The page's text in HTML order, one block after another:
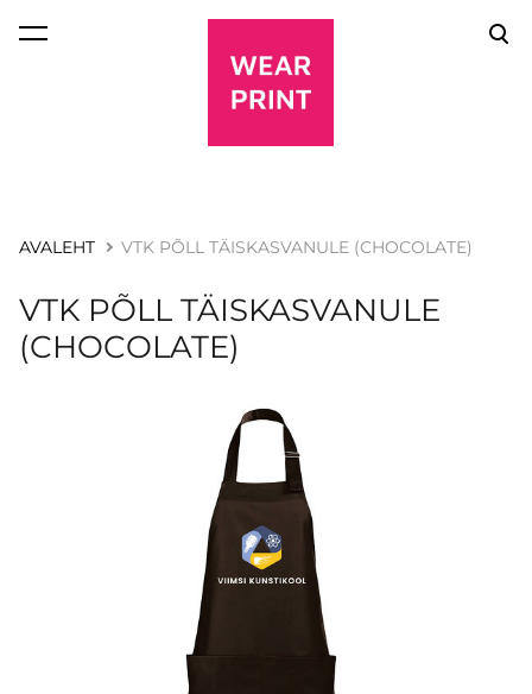
lisati ostukorvi.
AVALEHT VTK PÕLL TÄISKASVANULE (CHOCOLATE)
VTK PÕLL TÄISKASVANULE
(CHOCOLATE)